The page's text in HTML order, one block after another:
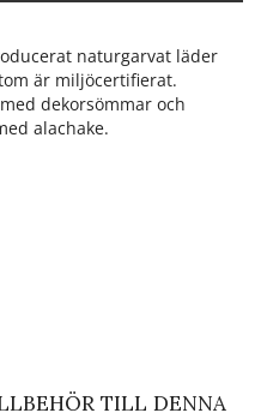
naturgarvat läder
är miljöcertifierat.
dekorsömmar och
alachake.
TILL DENNA